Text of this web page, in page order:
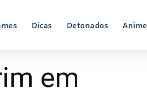
Dicas Detonados Anime
em